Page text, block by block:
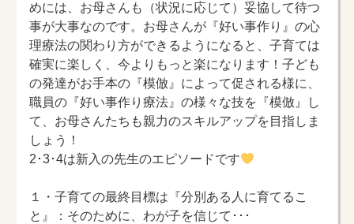
めには、お母さんも（状況に応じて）妥協して待つ
事が大事なのです。お母さんが『好い事作り』の心
理療法の関わり方ができるようになると、子育ては
確実に楽しく、今よりもっと楽になります！子ども
の発達がお手本の『模倣』によって促される様に、
職員の『好い事作り療法』の様々な技を『模倣』し
て、お母さんたちも親力のスキルアップを目指しま
しょう！
2･3･4は新入の先生のエピソードです
１・子育ての最終目標は『分別ある人に育てるこ
と』：そのために、わが子を信じて･･･